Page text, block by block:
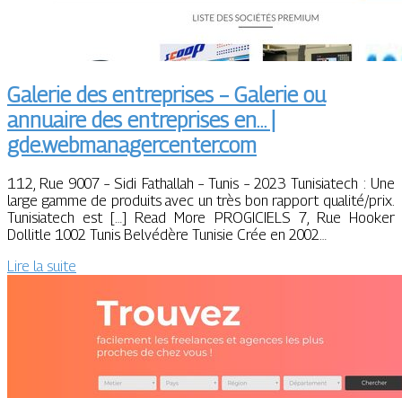
Galerie des entreprises – Galerie ou
annuaire des entreprises en… |
gde.webmanagercenter.com
112, Rue 9007 – Sidi Fathallah – Tunis – 2023 Tunisiatech : Une
large gamme de produits avec un très bon rapport qualité/prix.
Tunisiatech est […] Read More PROGICIELS 7, Rue Hooker
Dollitle 1002 Tunis Belvédère Tunisie Crée en 2002…
Lire la suite